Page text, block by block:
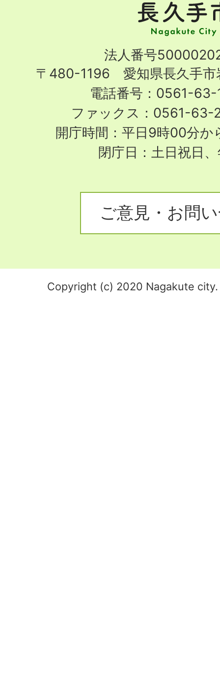
手
市
City
法人番号
〒480-1196 愛知県長久手市
電話番号：0561-63-
ファックス：0561-63-
開庁時間：平日9時00分
閉庁日：土日祝日
ご意見・お問
Copyright (c) 2020 Nagakute